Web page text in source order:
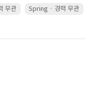
무관 Spring · 경력 무관